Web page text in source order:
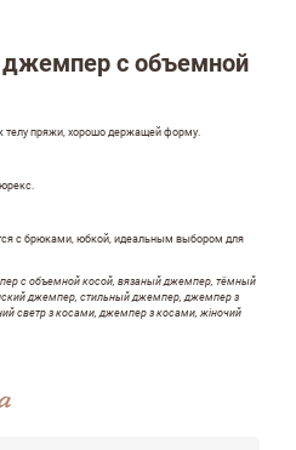
с объемной
телу пряжи, хорошо держащей форму.
с брюками, юбкой, идеальным выбором для
с объемной косой, вязаный джемпер, тёмный
джемпер, стильный джемпер, джемпер з
светр з косами, джемпер з косами, жіночий